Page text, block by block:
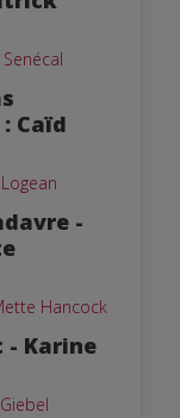
Caïd
-
Hancock
- Karine